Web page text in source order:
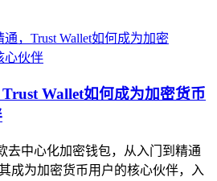
Wallet如何成为加密货币
去中心化加密钱包，从入门到精通
成为加密货币用户的核心伙伴，入